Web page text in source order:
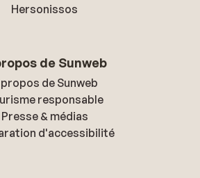
Hersonissos
de Sunweb
de Sunweb
responsable
Presse & médias
d'accessibilité